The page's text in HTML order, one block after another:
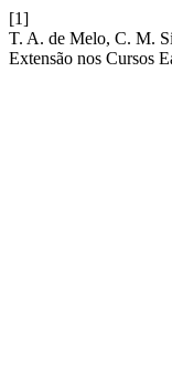
[1]
T. A. de Melo, C. M.
Extensão nos Cursos